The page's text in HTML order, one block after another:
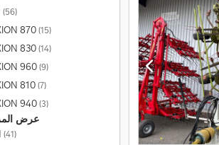
(56)
870(15)
830(14)
960(9)
810(7)
940(3)
عرض
(41)